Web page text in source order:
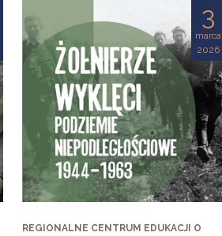
3
marca
2026
REGIONALNE CENTRUM EDUKACJI O